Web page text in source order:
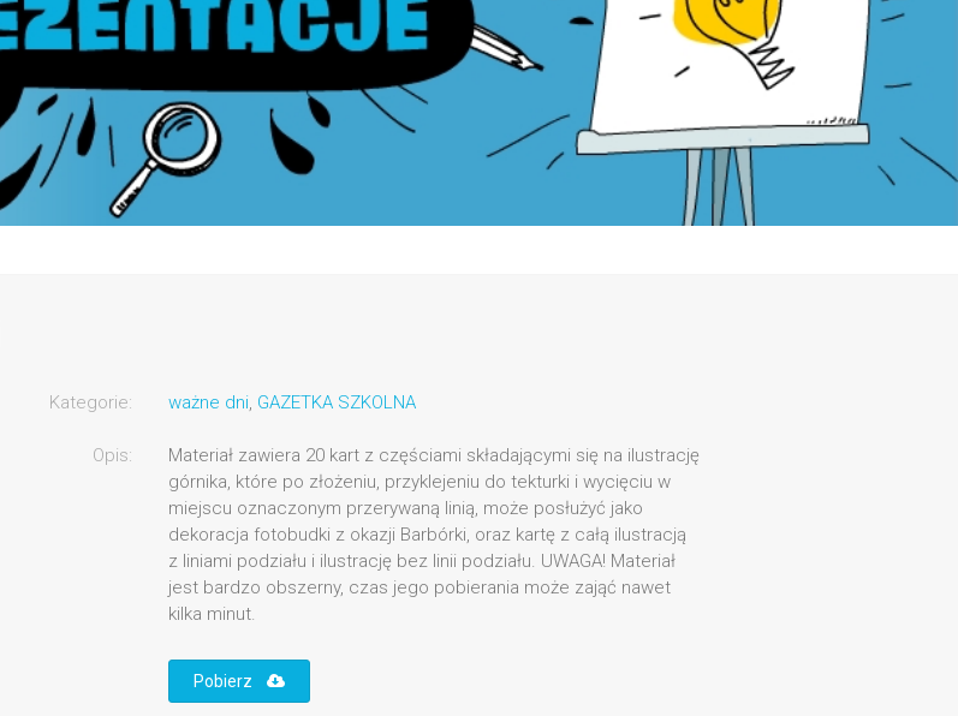
Kategorie: ważne dni, GAZETKA SZKOLNA
Opis:
Materiał zawiera 20 kart z częściami składającymi się na ilustrację
górnika, które po złożeniu, przyklejeniu do tekturki i wycięciu w
miejscu oznaczonym przerywaną linią, może posłużyć jako
dekoracja fotobudki z okazji Barbórki, oraz kartę z całą ilustracją
z liniami podziału i ilustrację bez linii podziału. UWAGA! Materiał
jest bardzo obszerny, czas jego pobierania może zająć nawet
kilka minut.
Pobierz